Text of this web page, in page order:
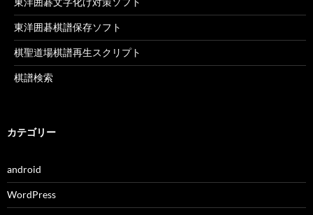
東洋囲碁棋譜保存ソフト
棋聖道場棋譜再生スクリプト
棋譜検索
カテゴリー
android
WordPress